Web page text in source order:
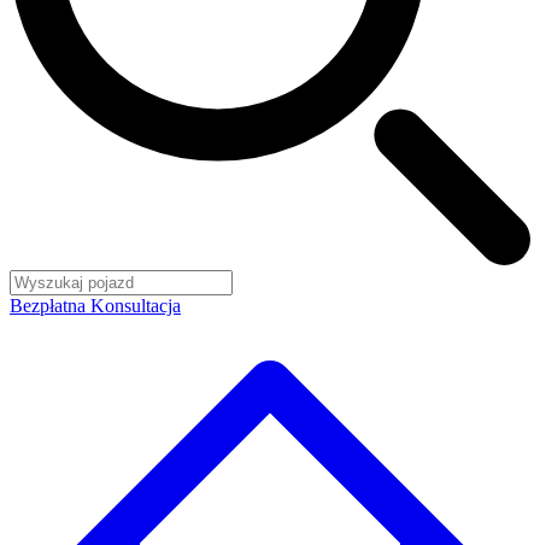
Bezpłatna Konsultacja